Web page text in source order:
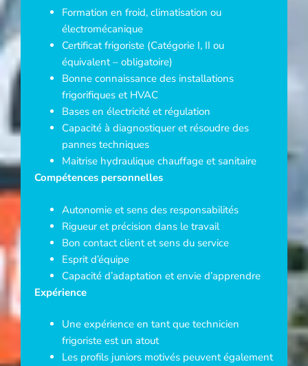
Formation en froid, climatisation ou
électromécanique
Certificat frigoriste (Catégorie I, II ou
équivalent – obligatoire)
Bonne connaissance des installations
frigorifiques et HVAC
Bases en électricité et régulation
Capacité à diagnostiquer et résoudre des
pannes techniques
Maitrise hydraulique chauffage et sanitaire
Compétences personnelles
Autonomie et sens des responsabilités
Rigueur et précision dans le travail
Bon contact client et sens du service
Esprit d’équipe
Capacité d’adaptation et envie d’apprendre
Expérience
Une expérience en tant que technicien
frigoriste est un atout
Les profils juniors motivés peuvent également